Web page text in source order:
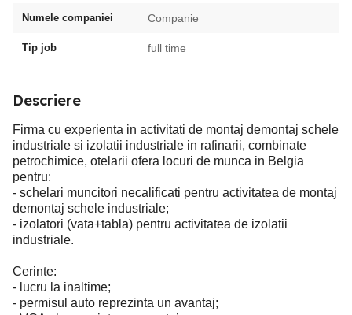
Numele companiei Companie
Tip job full time
Descriere
Firma cu experienta in activitati de montaj demontaj schele
industriale si izolatii industriale in rafinarii, combinate
petrochimice, otelarii ofera locuri de munca in Belgia
pentru:
- schelari muncitori necalificati pentru activitatea de montaj
demontaj schele industriale;
- izolatori (vata+tabla) pentru activitatea de izolatii
industriale.
Cerinte:
- lucru la inaltime;
- permisul auto reprezinta un avantaj;